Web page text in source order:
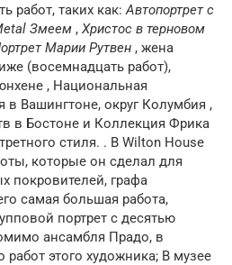
работ, таких как:Автопортрет с
Змеем , Христос в терновом
Марии Рутвен , жена
(восемнадцать работ),
, Национальная
в Вашингтоне, округ Колумбия ,
в Бостоне и Коллекция Фрика
стиля. . В Wilton House
которые он сделал для
покровителей, графа
самая большая работа,
портрет с десятью
ансамбля Прадо, в
работ этого художника; В музее